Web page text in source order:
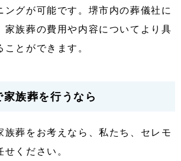
ングが可能です。堺市内の葬儀社に
家族葬の費用や内容についてより具
とができます。
族葬を行うなら
族葬をお考えなら、私たち、セレモ
ください。